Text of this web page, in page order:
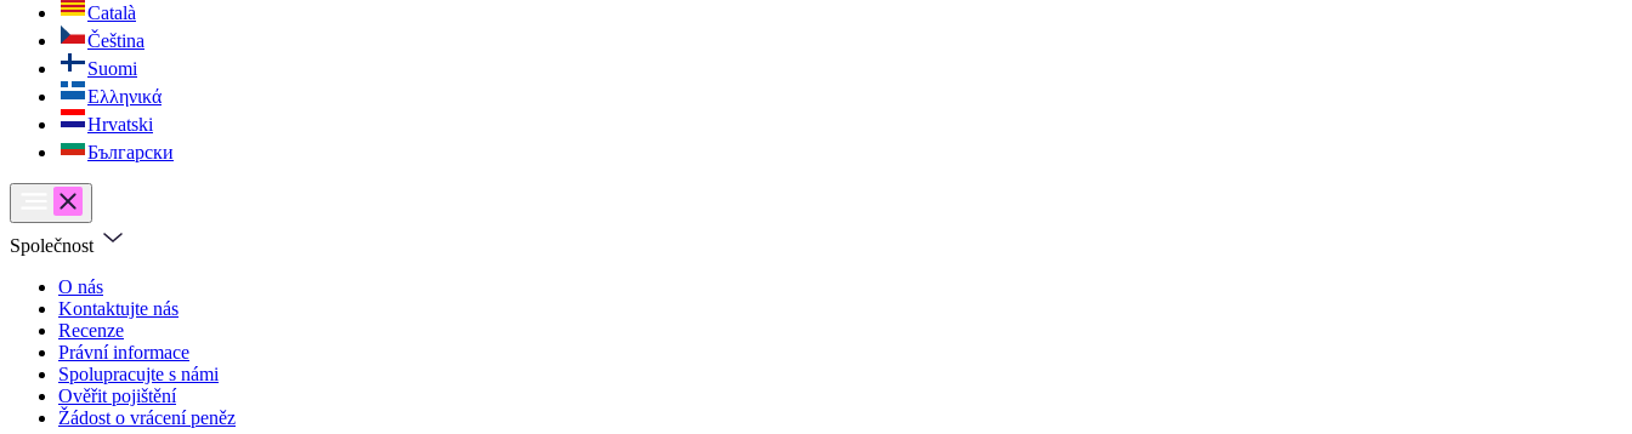
Català
Čeština
Suomi
Ελληνικά
Hrvatski
Български
Společnost
O nás
Kontaktujte nás
Recenze
Právní informace
Spolupracujte s námi
Ověřit pojištění
Žádost o vrácení peněz